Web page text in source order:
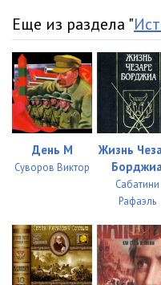
Еще из раздела "
День М
Суворов Виктор
Жизнь
Борджиа
Сабатини
Рафаэль